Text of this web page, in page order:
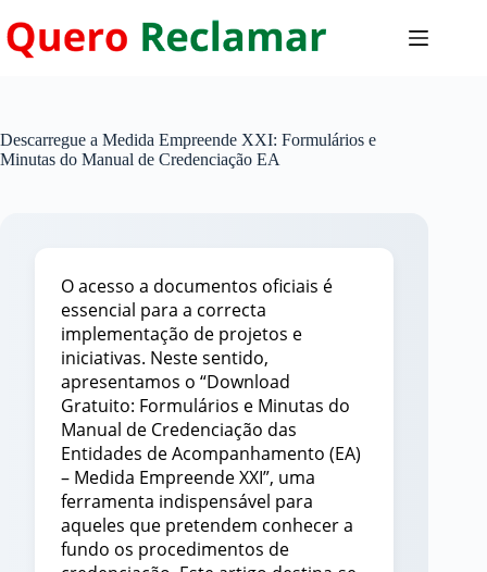
para
o
Descarregue a Medida Empreende XXI: Formulários e
Minutas do Manual de Credenciação EA
O acesso a documentos oficiais é
essencial para a correcta
implementação de projetos e
iniciativas. Neste sentido,
apresentamos o “Download
Gratuito: Formulários e Minutas do
Manual de Credenciação das
Entidades de Acompanhamento (EA)
– Medida Empreende XXI”, uma
ferramenta indispensável para
aqueles que pretendem conhecer a
fundo os procedimentos de